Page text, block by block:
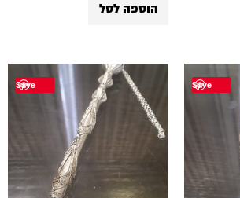
הוספה לסל
Save
Save